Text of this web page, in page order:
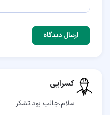
ارسال دیدگاه
کسرایی
سلام،جالب بود.تشکر